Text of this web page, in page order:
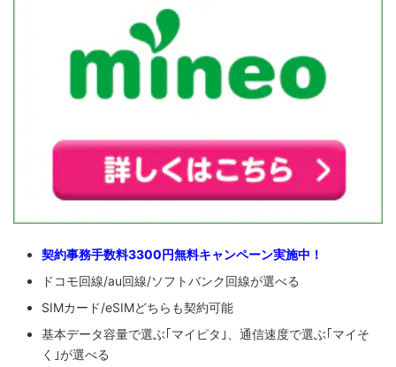
契約事務手数料3300円無料キャンペーン実施中！
ドコモ回線/au回線/ソフトバンク回線が選べる
SIMカード/eSIMどちらも契約可能
基本データ容量で選ぶ｢マイピタ｣、通信速度で選ぶ｢マイそ
く｣が選べる